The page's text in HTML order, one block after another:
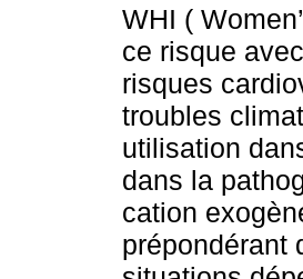
WHI (
ce risque
risques
troubles
utilisation
dans la
cation
prépondérant